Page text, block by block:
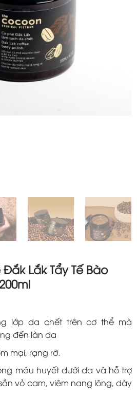
Lắk Tẩy Tế Bào
lớp da chết trên cơ thể mà
đến làn da
mại, rạng rỡ.
máu huyết dưới da và hỗ trợ
vỏ cam, viêm nang lông, dày